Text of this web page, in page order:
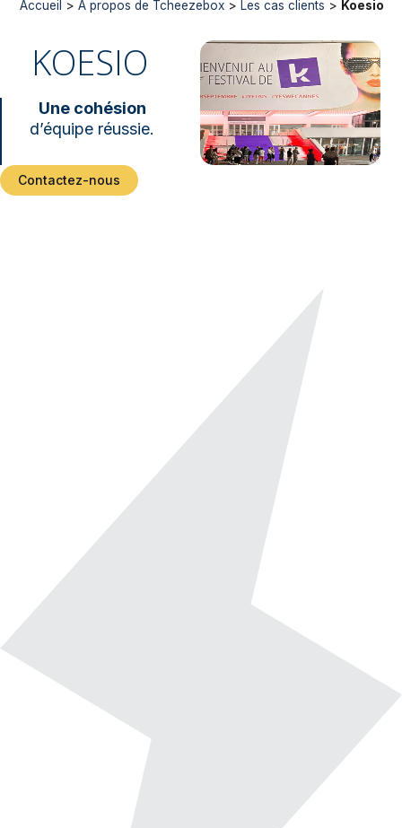
Accueil >À propos de Tcheezebox > Les cas clients > Koesio
KOESIO
Une cohésion
d’équipe réussie.
Contactez-nous